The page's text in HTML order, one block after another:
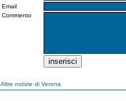
Email
Commento
Altre notizie di Verona